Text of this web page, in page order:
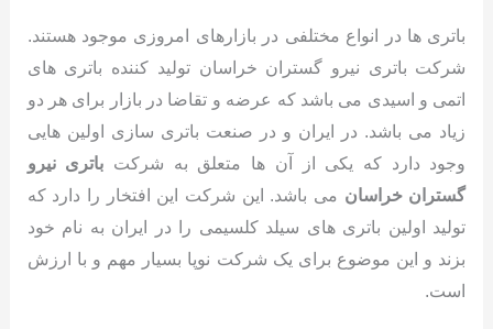
باتری ها در انواع مختلفی در بازارهای امروزی موجود هستند.
شرکت باتری نیرو گستران خراسان تولید کننده باتری های
اتمی و اسیدی می باشد که عرضه و تقاضا در بازار برای هر دو
زیاد می باشد. در ایران و در صنعت باتری سازی اولین هایی
وجود دارد که یکی از آن ها متعلق به شرکت باتری نیرو
گستران خراسان می باشد. این شرکت این افتخار را دارد که
تولید اولین باتری های سیلد کلسیمی را در ایران به نام خود
بزند و این موضوع برای یک شرکت نوپا بسیار مهم و با ارزش
است.